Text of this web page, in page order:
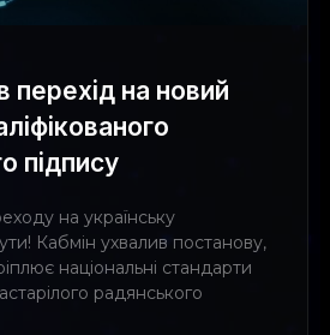
перехід на новий
підпису
на українську
Кабмін ухвалив постанову,
національні стандарти
радянського